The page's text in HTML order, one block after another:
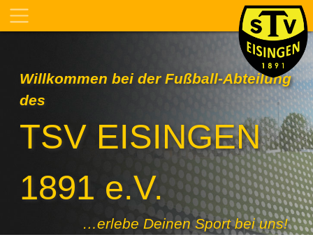
Willkommen bei der Fußball-Abteilung
des
TSV EISINGEN
1891 e.V.
…erlebe Deinen Sport bei uns!